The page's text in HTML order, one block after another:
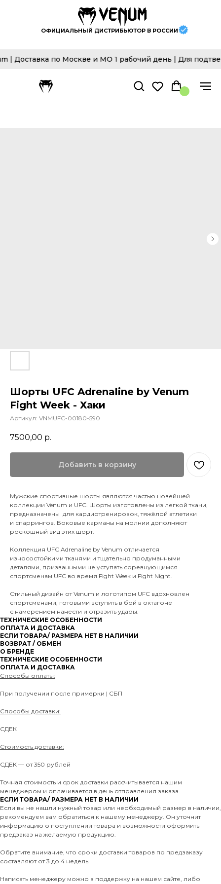
ОФИЦИАЛЬНЫЙ ДИСТРИБЬЮТОР В РОССИИ
по Москве и МО 1 рабочий день | Для
Шорты UFC Adrenaline by Venum
Fight Week - Хаки
Артикул: VNMUFC-00180-590
7500,00 р.
Добавить в корзину
Мужские спортивные шорты являются частью новейшей
коллекции Venum и UFC. Шорты изготовлены из легкой ткани,
предназначены для кардиотренировок, тяжёлой атлетики
и спаррингов. Боковые карманы на молнии дополняют
роскошный вид этих шорт.
Коллекция UFC Adrenaline by Venum отличается
износостойкими тканями и тщательно продуманными
деталями, призванными не уступать соревнующимся
спортсменам UFC во время Fight Week и Fight Night.
Стильный дизайн от Venum и логотипом UFC вдохновлен
спортсменами, готовыми вступить в бой в октагоне
с намерением нанести и отразить удары.
ТЕХНИЧЕСКИЕ ОСОБЕННОСТИ
ОПЛАТА И ДОСТАВКА
ЕСЛИ ТОВАРА/ РАЗМЕРА НЕТ В НАЛИЧИИ
ВОЗВРАТ / ОБМЕН
О БРЕНДЕ
ТЕХНИЧЕСКИЕ ОСОБЕННОСТИ
ОПЛАТА И ДОСТАВКА
Способы оплаты:
При получении после примерки | СБП
Способы доставки:
СДЕК
Стоимость доставки:
СДЕК — от 350 рублей
Точная стоимость и срок доставки рассчитывается нашим
менеджером и оплачивается в день отправления заказа.
ЕСЛИ ТОВАРА/ РАЗМЕРА НЕТ В НАЛИЧИИ
Если вы не нашли нужный товар или необходимый размер в наличии,
рекомендуем вам обратиться к нашему менеджеру. Он уточнит
информацию о поступлении товара и возможности оформить
предзаказ на желаемую продукцию.
Обратите внимание, что сроки доставки товаров по предзаказу
составляют от 3 до 4 недель.
Написать менеджеру можно в поддержку на нашем сайте, либо